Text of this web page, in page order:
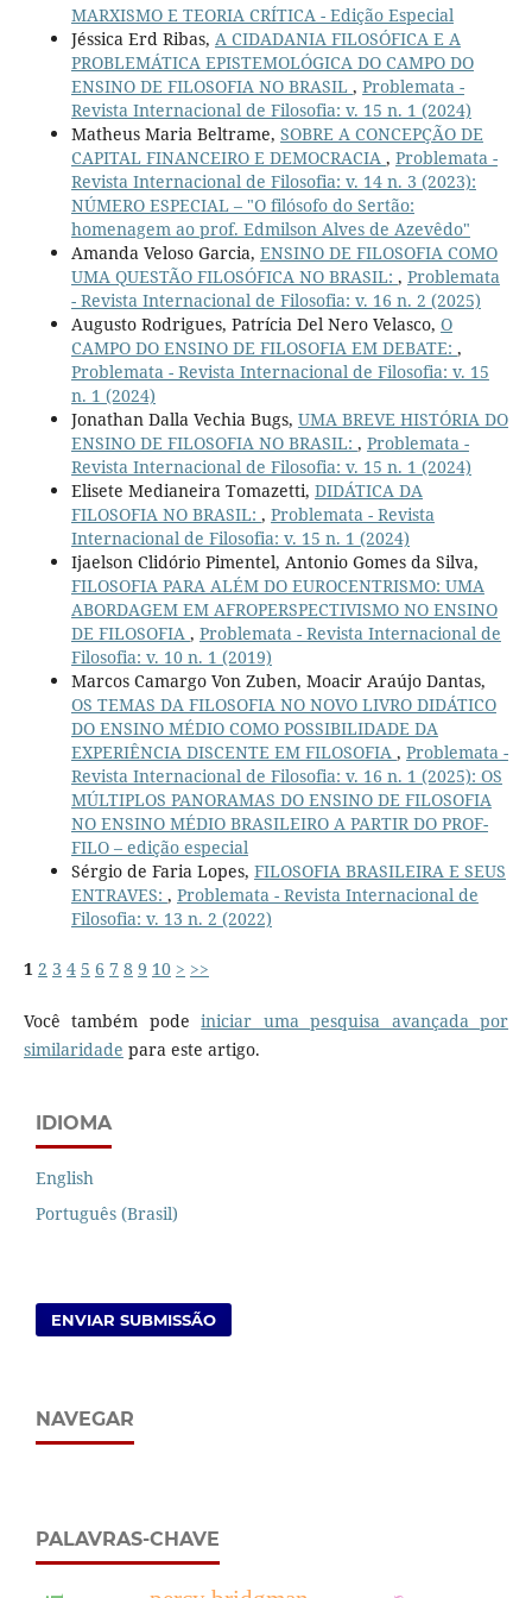
MARXISMO E TEORIA CRÍTICA - Edição Especial
Jéssica Erd Ribas, A CIDADANIA FILOSÓFICA E A
PROBLEMÁTICA EPISTEMOLÓGICA DO CAMPO DO
ENSINO DE FILOSOFIA NO BRASIL , Problemata -
Revista Internacional de Filosofia: v. 15 n. 1 (2024)
Matheus Maria Beltrame, SOBRE A CONCEPÇÃO DE
CAPITAL FINANCEIRO E DEMOCRACIA , Problemata -
Revista Internacional de Filosofia: v. 14 n. 3 (2023):
NÚMERO ESPECIAL – "O filósofo do Sertão:
homenagem ao prof. Edmilson Alves de Azevêdo"
Amanda Veloso Garcia, ENSINO DE FILOSOFIA COMO
UMA QUESTÃO FILOSÓFICA NO BRASIL: , Problemata
- Revista Internacional de Filosofia: v. 16 n. 2 (2025)
Augusto Rodrigues, Patrícia Del Nero Velasco, O
CAMPO DO ENSINO DE FILOSOFIA EM DEBATE: ,
Problemata - Revista Internacional de Filosofia: v. 15
n. 1 (2024)
Jonathan Dalla Vechia Bugs, UMA BREVE HISTÓRIA DO
ENSINO DE FILOSOFIA NO BRASIL: , Problemata -
Revista Internacional de Filosofia: v. 15 n. 1 (2024)
Elisete Medianeira Tomazetti, DIDÁTICA DA
FILOSOFIA NO BRASIL: , Problemata - Revista
Internacional de Filosofia: v. 15 n. 1 (2024)
Ijaelson Clidório Pimentel, Antonio Gomes da Silva,
FILOSOFIA PARA ALÉM DO EUROCENTRISMO: UMA
ABORDAGEM EM AFROPERSPECTIVISMO NO ENSINO
DE FILOSOFIA , Problemata - Revista Internacional de
Filosofia: v. 10 n. 1 (2019)
Marcos Camargo Von Zuben, Moacir Araújo Dantas,
OS TEMAS DA FILOSOFIA NO NOVO LIVRO DIDÁTICO
DO ENSINO MÉDIO COMO POSSIBILIDADE DA
EXPERIÊNCIA DISCENTE EM FILOSOFIA , Problemata -
Revista Internacional de Filosofia: v. 16 n. 1 (2025): OS
MÚLTIPLOS PANORAMAS DO ENSINO DE FILOSOFIA
NO ENSINO MÉDIO BRASILEIRO A PARTIR DO PROF-
FILO – edição especial
Sérgio de Faria Lopes, FILOSOFIA BRASILEIRA E SEUS
ENTRAVES: , Problemata - Revista Internacional de
Filosofia: v. 13 n. 2 (2022)
1 2 3 4 5 6 7 8 9 10 > >>
Você também podeiniciar uma pesquisa avançada por
similaridade para este artigo.
IDIOMA
English
Português (Brasil)
ENVIAR SUBMISSÃO
NAVEGAR
PALAVRAS-CHAVE